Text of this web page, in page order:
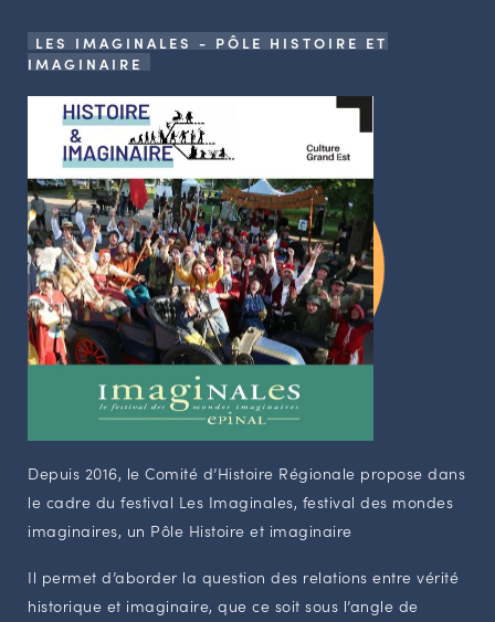
LES IMAGINALES - PÔLE HISTOIRE ET
IMAGINAIRE
Depuis 2016, le Comité d’Histoire Régionale propose dans
le cadre du festival Les Imaginales, festival des mondes
imaginaires, un Pôle Histoire et imaginaire
Il permet d’aborder la question des relations entre vérité
historique et imaginaire, que ce soit sous l’angle de